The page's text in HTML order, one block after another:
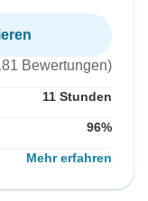
Bewertungen)
11 Stunden
96%
Mehr erfahren